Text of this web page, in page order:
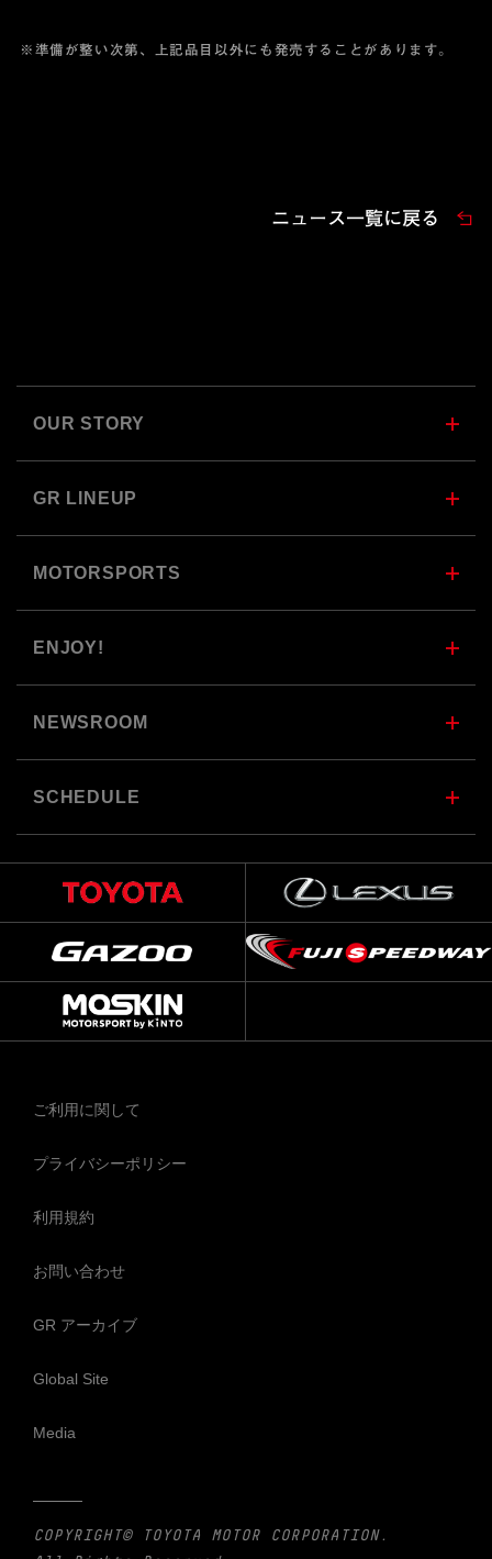
※準備が整い次第、上記品目以外にも発売することがあります。
ニュース一覧に戻る
OUR STORY
GR LINEUP
MOTORSPORTS
ENJOY!
NEWSROOM
SCHEDULE
ご利用に関して
プライバシーポリシー
利用規約
お問い合わせ
GR アーカイブ
Global Site
Media
COPYRIGHT© TOYOTA MOTOR CORPORATION.